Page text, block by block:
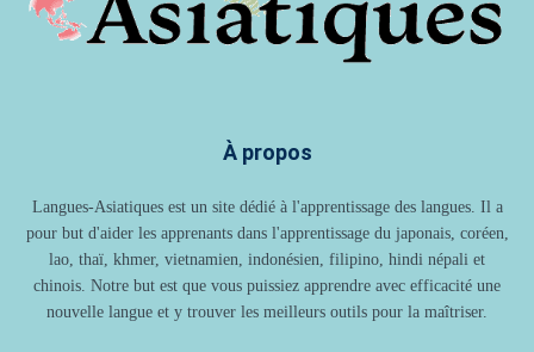
À propos
Langues-Asiatiques est un site dédié à l'apprentissage des langues. Il a
pour but d'aider les apprenants dans l'apprentissage du japonais, coréen,
lao, thaï, khmer, vietnamien, indonésien, filipino, hindi népali et
chinois. Notre but est que vous puissiez apprendre avec efficacité une
nouvelle langue et y trouver les meilleurs outils pour la maîtriser.